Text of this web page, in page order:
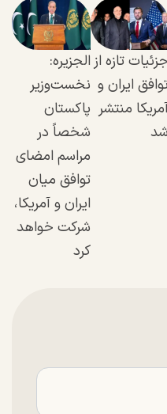
جزئیات تازه از
ایران و
منتشر
شد
الجزیره:
نخست‌وزیر
پاکستان
شخصاً در
مراسم امضای
توافق میان
ایران و آمریکا،
شرکت خواهد
کرد